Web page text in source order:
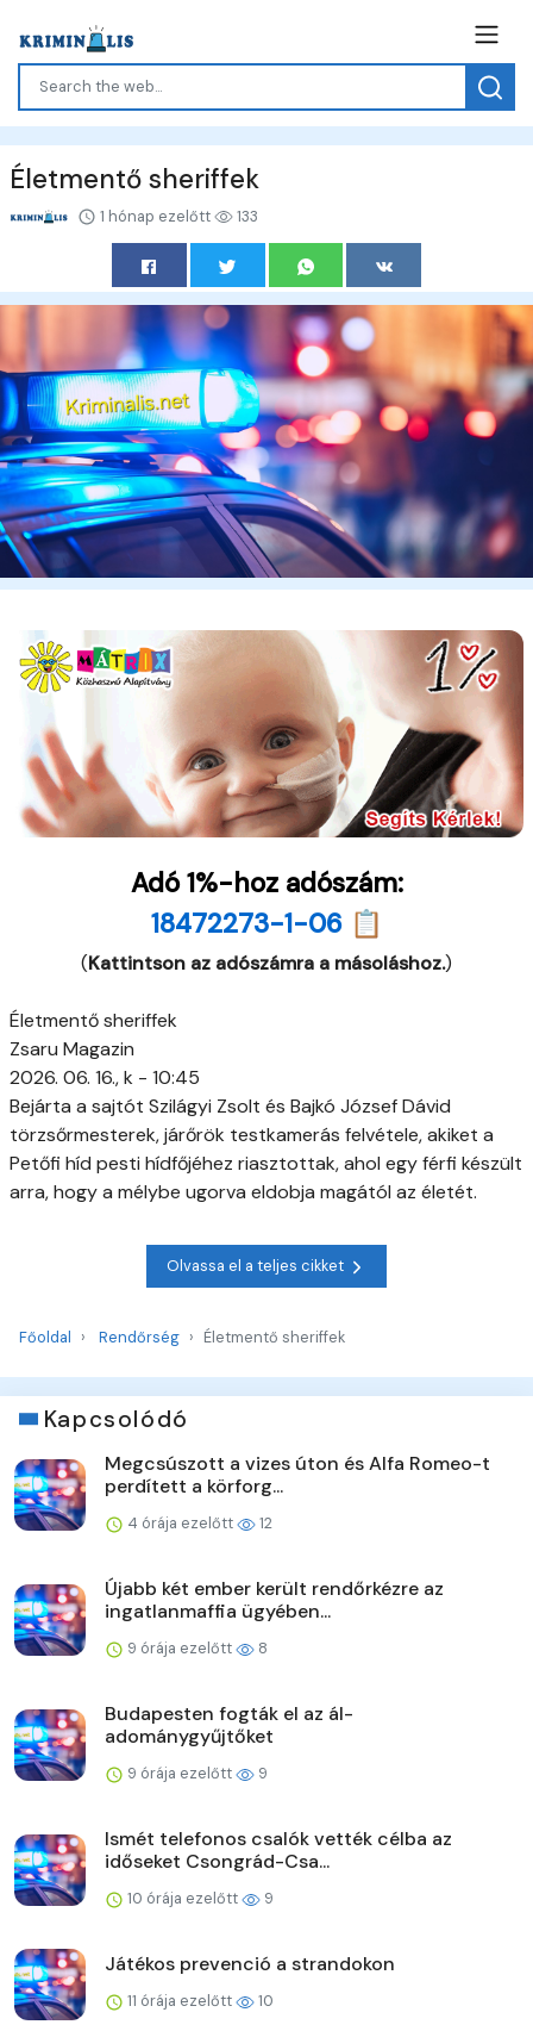
Életmentő sheriffek
1 hónap ezelőtt 133
Adó 1%-hoz adószám:
18472273-1-06 📋
(Kattintson az adószámra a másoláshoz.)
Életmentő sheriffek
Zsaru Magazin
2026. 06. 16., k - 10:45
Bejárta a sajtót Szilágyi Zsolt és Bajkó József Dávid
törzsőrmesterek, járőrök testkamerás felvétele, akiket a
Petőfi híd pesti hídfőjéhez riasztottak, ahol egy férfi készült
arra, hogy a mélybe ugorva eldobja magától az életét.
Olvassa el a teljes cikket
Főoldal Rendőrség Életmentő sheriffek
Kapcsolódó
Megcsúszott a vizes úton és Alfa Romeo-t
perdített a körforg...
4 órája ezelőtt 12
Újabb két ember került rendőrkézre az
ingatlanmaffia ügyében...
9 órája ezelőtt 8
Budapesten fogták el az ál-
adománygyűjtőket
9 órája ezelőtt 9
Ismét telefonos csalók vették célba az
időseket Csongrád-Csa...
10 órája ezelőtt 9
Játékos prevenció a strandokon
11 órája ezelőtt 10